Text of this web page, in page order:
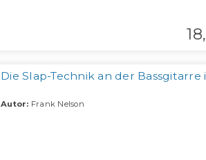
18,
Die Slap-Technik an der Bassgitarre
Autor: Frank Nelson